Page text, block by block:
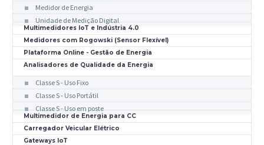
Medidor de Energia
Unidade de Medição Digital
Multimedidores IoT e Indústria 4.0
Medidores com Rogowski (Sensor Flexível)
Plataforma Online - Gestão de Energia
Analisadores de Qualidade da Energia
Classe S - Uso Fixo
Classe S - Uso Portátil
Classe S - Uso em poste
Multimedidor de Energia para CC
Carregador Veicular Elétrico
Gateways IoT